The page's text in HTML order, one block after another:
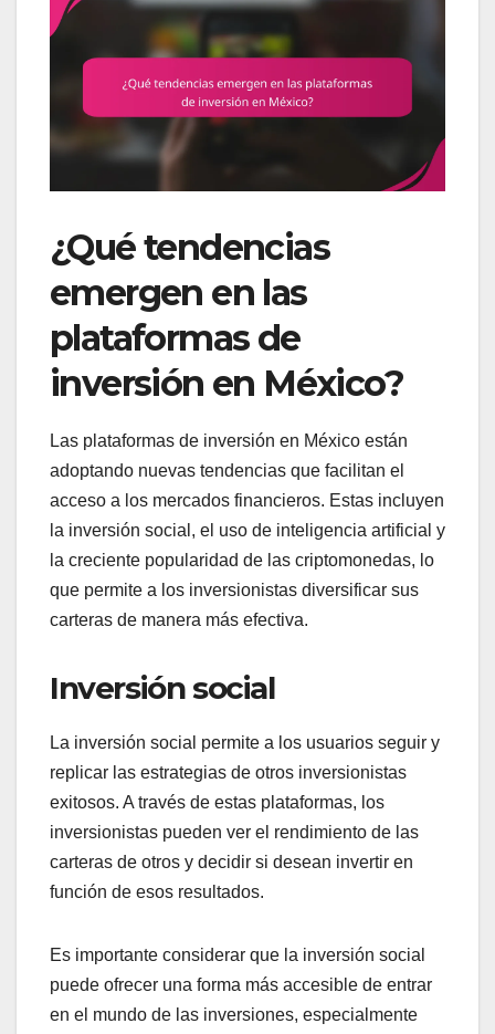
¿Qué tendencias
emergen en las
plataformas de
inversión en México?
Las plataformas de inversión en México están
adoptando nuevas tendencias que facilitan el
acceso a los mercados financieros. Estas incluyen
la inversión social, el uso de inteligencia artificial y
la creciente popularidad de las criptomonedas, lo
que permite a los inversionistas diversificar sus
carteras de manera más efectiva.
Inversión social
La inversión social permite a los usuarios seguir y
replicar las estrategias de otros inversionistas
exitosos. A través de estas plataformas, los
inversionistas pueden ver el rendimiento de las
carteras de otros y decidir si desean invertir en
función de esos resultados.
Es importante considerar que la inversión social
puede ofrecer una forma más accesible de entrar
en el mundo de las inversiones, especialmente